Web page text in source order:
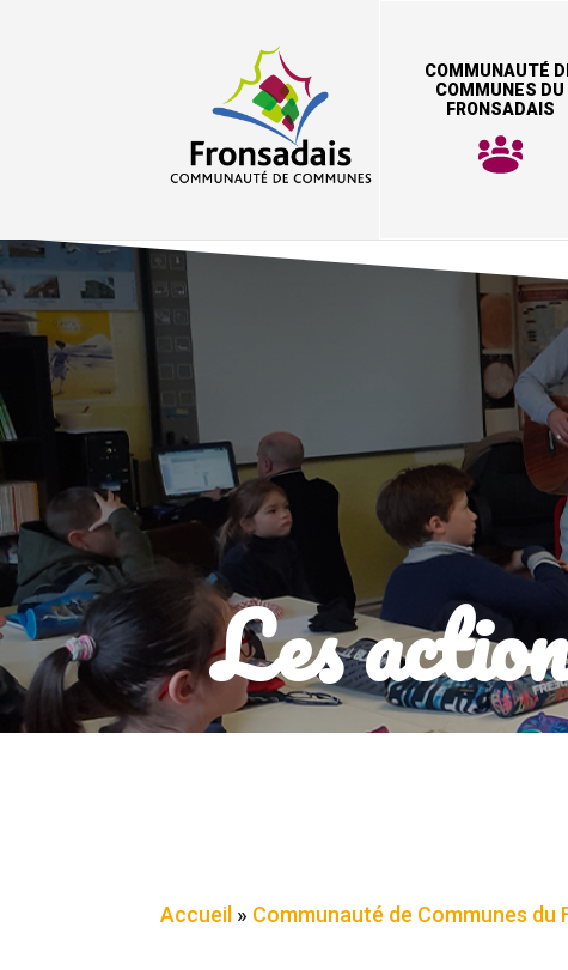
COMMUNAUTÉ
COMMUNES DU
FRONSADAIS
Les
Accueil » Communauté de Communes du